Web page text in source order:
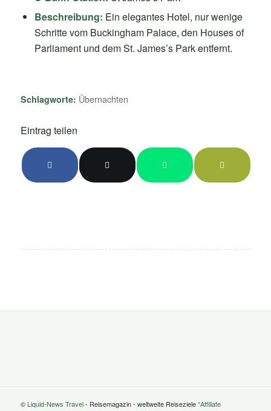
Beschreibung: Ein elegantes Hotel, nur wenige
Schritte vom Buckingham Palace, den Houses of
Parliament und dem St. James’s Park entfernt.
Schlagworte: Übernachten
Eintrag teilen
©Liquid-News Travel- Reisemagazin - weltweite Reiseziele*Affiliate